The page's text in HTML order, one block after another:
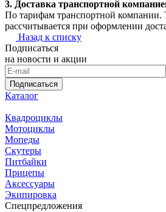
3. Доставка транспортной
По тарифам транспортной компании.
рассчитывается при оформлении
Назад к списку
Подписаться
на новости и акции
Подписаться
Каталог
Квадроциклы
Мотоциклы
Мопеды
Скутеры
Питбайки
Прицепы
Аксессуары
Экипировка
Спецпредложения